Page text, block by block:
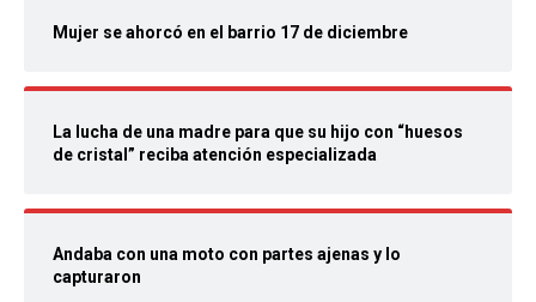
Mujer se ahorcó en el barrio 17 de diciembre
La lucha de una madre para que su hijo con “huesos
de cristal” reciba atención especializada
Andaba con una moto con partes ajenas y lo
capturaron